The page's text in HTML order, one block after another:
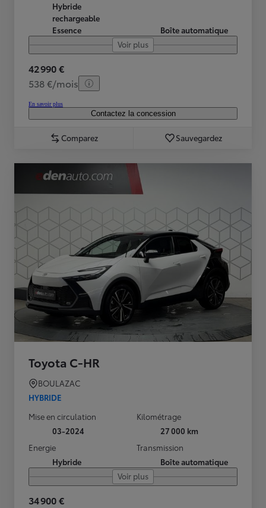
Hybride
rechargeable
Essence
Boîte automatique
Voir plus
42 990 €
538 €/mois
En savoir plus
Contactez la concession
Comparez Sauvegardez
Toyota C-HR
BOULAZAC
HYBRIDE
Mise en circulation
03-2024
Kilométrage
27 000 km
Energie
Hybride
Transmission
Boîte automatique
Voir plus
34 900 €